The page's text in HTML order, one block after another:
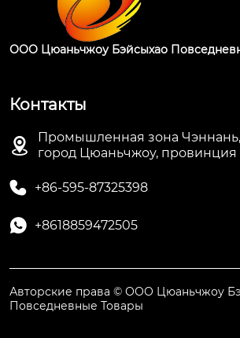
ООО Цюаньчжоу Бэйсыхао
Контакты

Промышленная зона Чэннань,
город Цюаньчжоу,
 +86-595-87325398
 +8618859472505
Авторские права © ООО Цюаньчжоу
Повседневные Товары